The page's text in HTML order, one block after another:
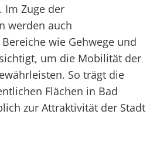
Im Zuge der
werden auch
wie Gehwege und
um die Mobilität der
So trägt die
Flächen in Bad
zur Attraktivität der Stadt